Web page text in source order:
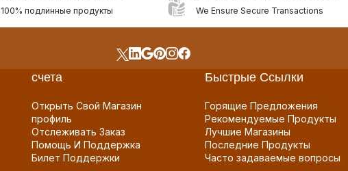
100% подлинные продукты We Ensure Secure Transactions
счета
Открыть Свой Магазин
профиль
Отслеживать Заказ
Помощь И Поддержка
Билет Поддержки
Быстрые Ссылки
Горящие Предложения
Рекомендуемые Продукты
Лучшие Магазины
Последние Продукты
Часто задаваемые вопросы